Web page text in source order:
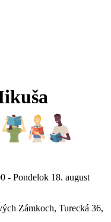
- Pondelok 18. august
Zámkoch, Turecká 36,